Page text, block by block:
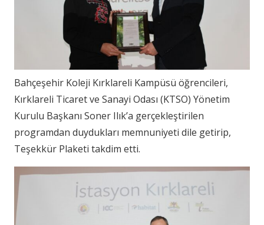
Bahçeşehir Koleji Kırklareli Kampüsü öğrencileri,
Kırklareli Ticaret ve Sanayi Odası (KTSO) Yönetim
Kurulu Başkanı Soner Ilık’a gerçekleştirilen
programdan duydukları memnuniyeti dile getirip,
Teşekkür Plaketi takdim etti.